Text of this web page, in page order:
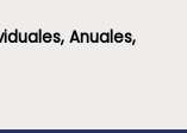
Anuales,